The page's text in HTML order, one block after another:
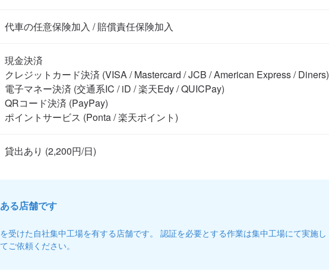
代車の任意保険加入 / 賠償責任保険加入
現金決済
クレジットカード決済 (VISA / Mastercard / JCB / American Express / Diners)
電子マネー決済 (交通系IC / iD / 楽天Edy / QUICPay)
QRコード決済 (PayPay)
ポイントサービス (Ponta / 楽天ポイント)
る店舗です
受けた自社集中工場を有する店舗です。 認証を必要とする作業は集中工場にて実施し
ご依頼ください。